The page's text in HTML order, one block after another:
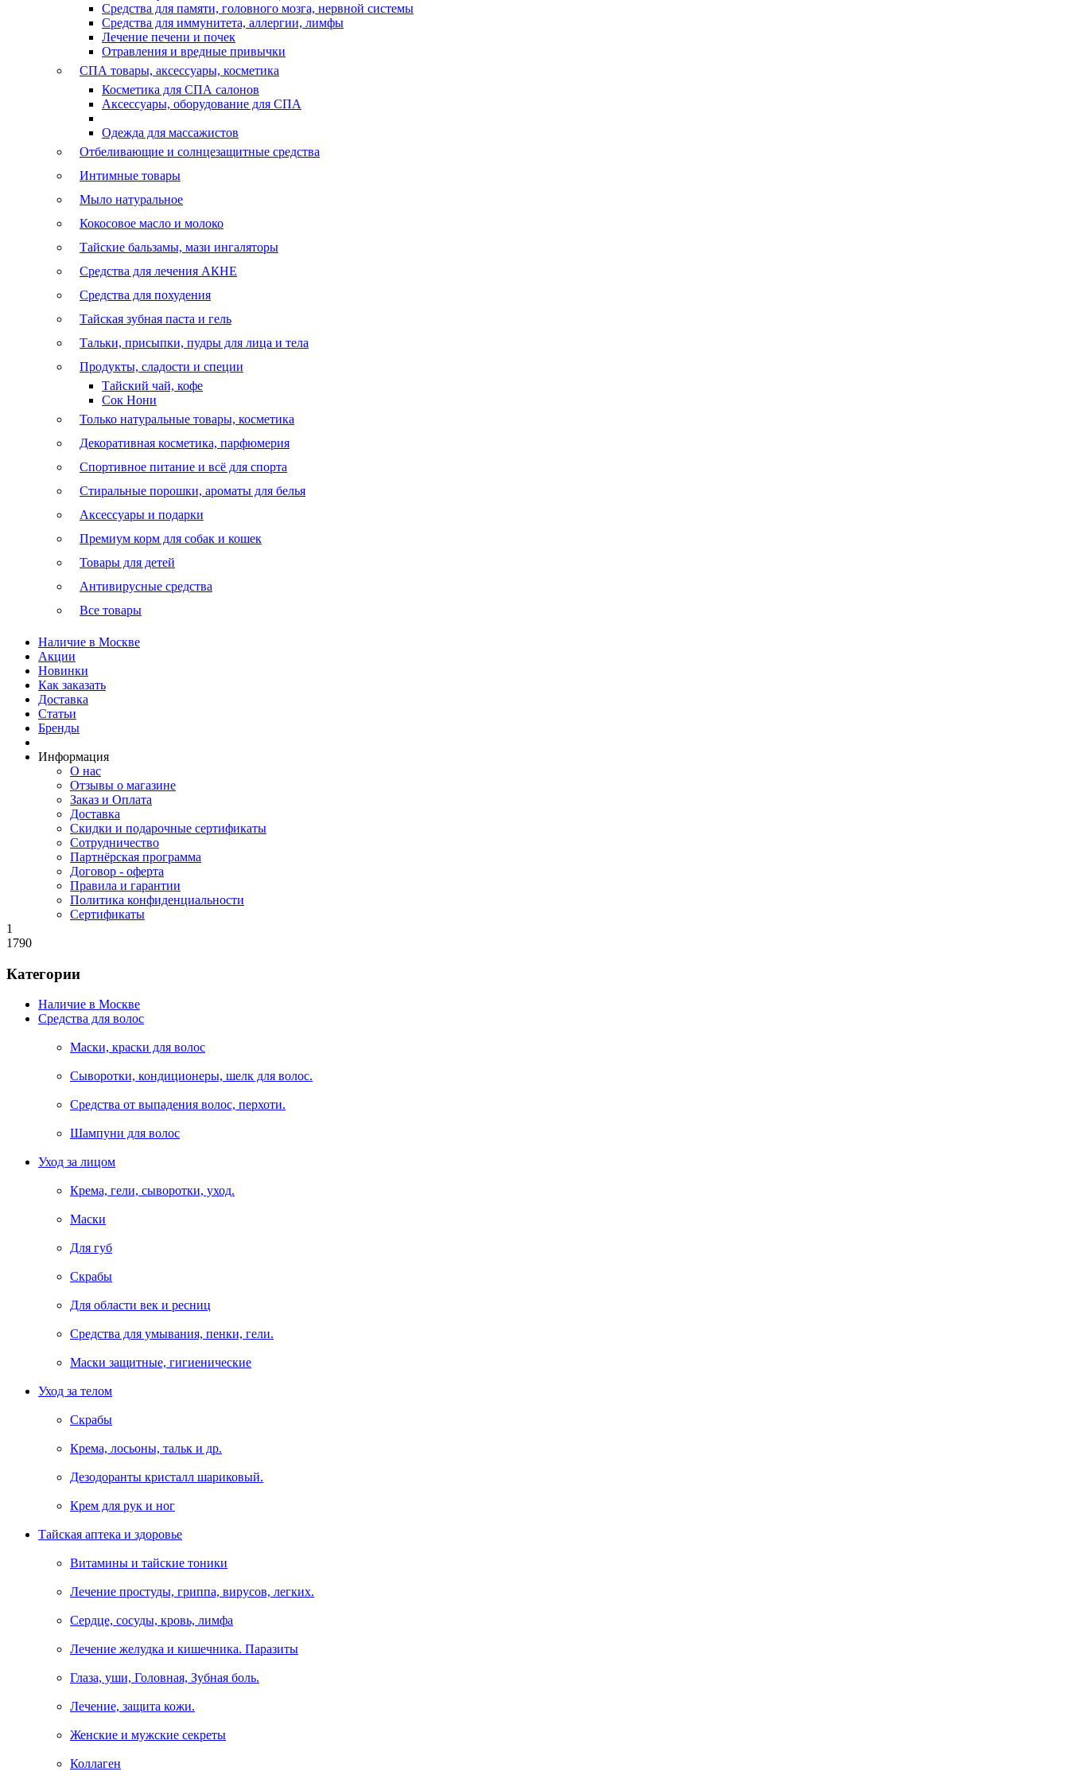
Средства для памяти, головного мозга, нервной системы
Средства для иммунитета, аллергии, лимфы
Лечение печени и почек
Отравления и вредные привычки
СПА товары, аксессуары, косметика
Косметика для СПА салонов
Аксессуары, оборудование для СПА
Одежда для массажистов
Отбеливающие и солнцезащитные средства
Интимные товары
Мыло натуральное
Кокосовое масло и молоко
Тайские бальзамы, мази ингаляторы
Средства для лечения АКНЕ
Средства для похудения
Тайская зубная паста и гель
Тальки, присыпки, пудры для лица и тела
Продукты, сладости и специи
Тайский чай, кофе
Сок Нони
Только натуральные товары, косметика
Декоративная косметика, парфюмерия
Спортивное питание и всё для спорта
Стиральные порошки, ароматы для белья
Аксессуары и подарки
Премиум корм для собак и кошек
Товары для детей
Антивирусные средства
Все товары
Наличие в Москве
Акции
Новинки
Как заказать
Доставка
Статьи
Бренды
Информация
О нас
Отзывы о магазине
Заказ и Оплата
Доставка
Скидки и подарочные сертификаты
Сотрудничество
Партнёрская программа
Договор - оферта
Правила и гарантии
Политика конфиденциальности
Сертификаты
1
1790
Категории
Наличие в Москве
Средства для волос
Маски, краски для волос
Сыворотки, кондиционеры, шелк для волос.
Средства от выпадения волос, перхоти.
Шампуни для волос
Уход за лицом
Крема, гели, сыворотки, уход.
Маски
Для губ
Скрабы
Для области век и ресниц
Средства для умывания, пенки, гели.
Маски защитные, гигиенические
Уход за телом
Скрабы
Крема, лосьоны, тальк и др.
Дезодоранты кристалл шариковый.
Крем для рук и ног
Тайская аптека и здоровье
Витамины и тайские тоники
Лечение простуды, гриппа, вирусов, легких.
Сердце, сосуды, кровь, лимфа
Лечение желудка и кишечника. Паразиты
Глаза, уши, Головная, Зубная боль.
Лечение, защита кожи.
Женские и мужские секреты
Коллаген